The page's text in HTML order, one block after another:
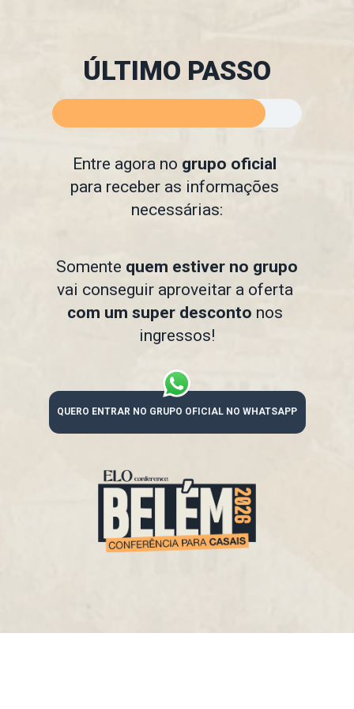
ÚLTIMO PASSO
Entre agora no
para receber as informações
necessárias:
Somente
com um super desconto nos
ingressos!
QUERO ENTRAR NO GRUPO OFICIAL NO WHATSAPP